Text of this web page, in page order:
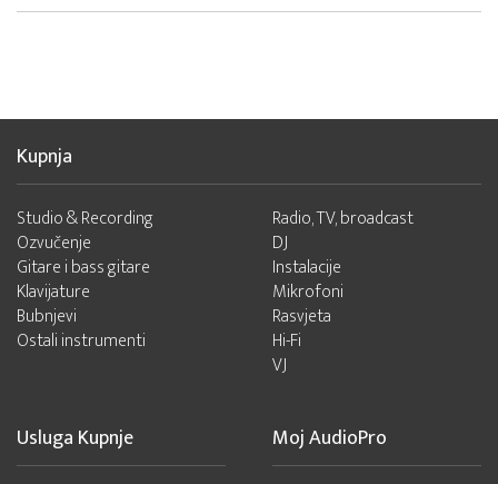
Kupnja
Studio & Recording
Ozvučenje
Gitare i bass gitare
Klavijature
Bubnjevi
Ostali instrumenti
Radio, TV, broadcast
DJ
Instalacije
Mikrofoni
Rasvjeta
Hi-Fi
VJ
Usluga Kupnje Moj AudioPro